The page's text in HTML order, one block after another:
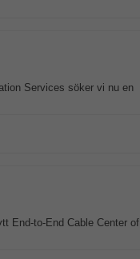
Services söker vi nu en
End-to-End Cable Center of